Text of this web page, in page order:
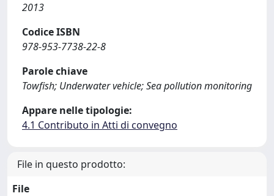
2013
Codice ISBN
978-953-7738-22-8
Parole chiave
Towfish; Underwater vehicle; Sea pollution monitoring
Appare nelle tipologie:
4.1 Contributo in Atti di convegno
File in questo prodotto:
File